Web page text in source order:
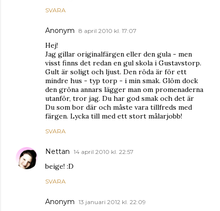
SVARA
Anonym 8 april 2010 kl. 17:07
Hej!
Jag gillar originalfärgen eller den gula - men
visst finns det redan en gul skola i Gustavstorp.
Gult är soligt och ljust. Den röda är för ett
mindre hus - typ torp - i min smak. Glöm dock
den gröna annars lägger man om promenaderna
utanför, tror jag. Du har god smak och det är
Du som bor där och måste vara tillfreds med
färgen. Lycka till med ett stort målarjobb!
SVARA
Nettan 14 april 2010 kl. 22:57
beige! :D
SVARA
Anonym 13 januari 2012 kl. 22:09